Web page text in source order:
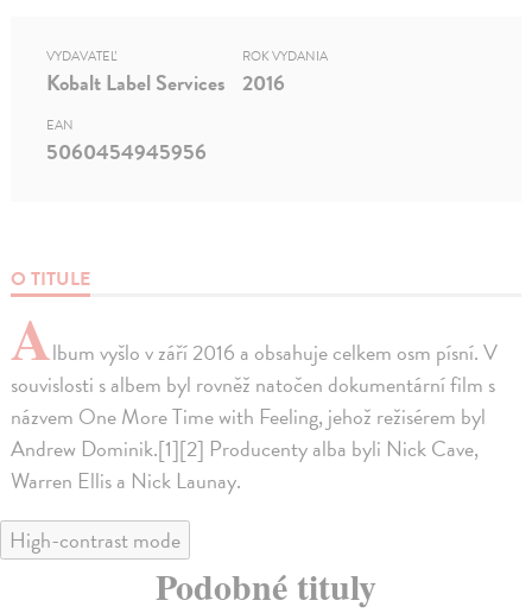
O TITULE
Album vyšlo v září 2016 a obsahuje celkem osm písní. V
souvislosti s albem byl rovněž natočen dokumentární film s
názvem One More Time with Feeling, jehož režisérem byl
Andrew Dominik.[1][2] Producenty alba byli Nick Cave,
Warren Ellis a Nick Launay.
VYDAVATEĽ
Kobalt Label Services
ROK VYDANIA
2016
EAN
5060454945956
High-contrast mode
Podobné tituly